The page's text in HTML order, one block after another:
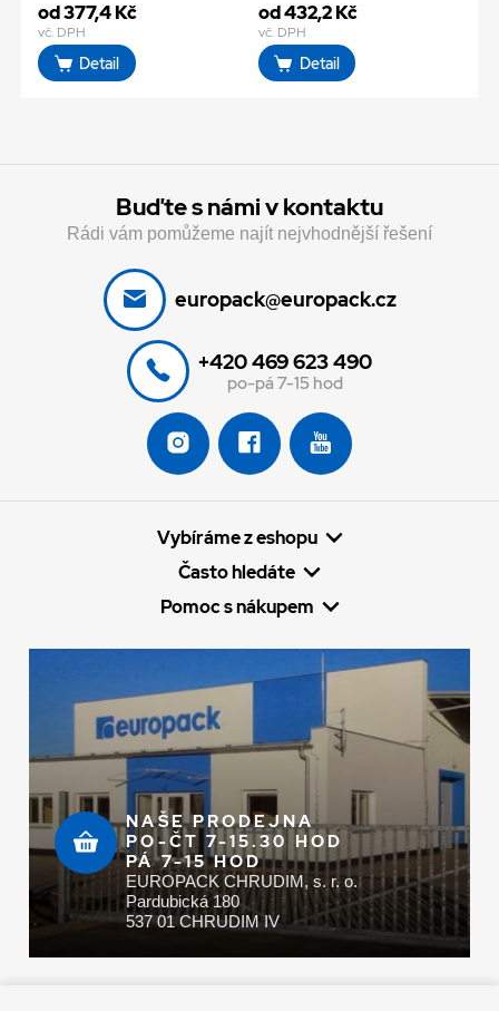
od 377,4 Kč
vč. DPH
Detail
od 432,2 Kč
vč. DPH
Detail
Buďte s námi v kontaktu
Rádi vám pomůžeme najít nejvhodnější řešení
europack@europack.cz
+420 469 623 490
po-pá 7-15 hod
Vybíráme z eshopu
Často hledáte
Pomoc s nákupem
NAŠE PRODEJNA
PO-ČT 7-15.30 HOD
PÁ 7-15 HOD
EUROPACK CHRUDIM, s. r. o.
Pardubická 180
537 01 CHRUDIM IV